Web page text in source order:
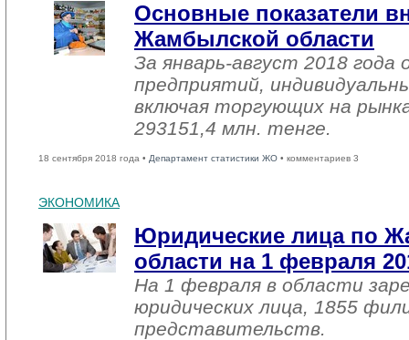
Основные показатели
Жамбылской области
За январь-август 2018
предприятий,
включая торгующих на
293151,4 млн. тенге.
18 сентября 2018 года • Департамент статистики ЖО • комментариев 3
ЭКОНОМИКА
Юридические лица по
области на 1 февраля
На 1 февраля в области
юридических лица, 1855
представительств.